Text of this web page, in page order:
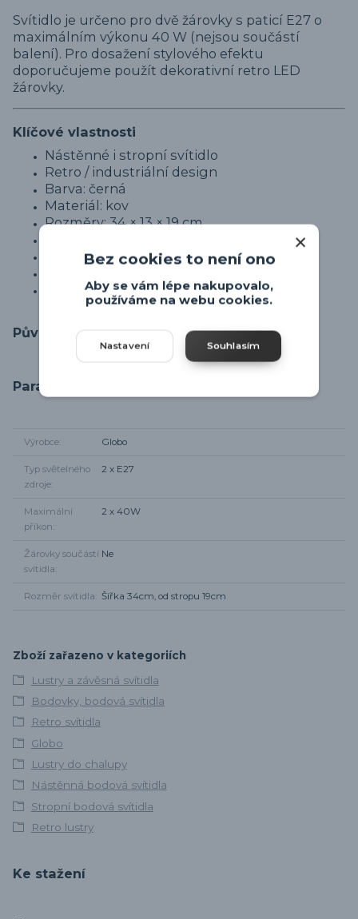
Svítidlo je určeno pro dvě žárovky s paticí E27 o
maximálním výkonu 40 W (nejsou součástí
balení). Pro dosažení stylového efektu
doporučujeme použít dekorativní retro LED
žárovky.
Klíčové vlastnosti
Nástěnné i stropní svítidlo
Retro / industriální design
Barva: černá
Materiál: kov
Rozměry: 34 × 13 × 19 cm
Max. výkon: 2× 40 W
Ideální do chodby, ložnice nebo pracovny
Původ zboží
Parametry
Výrobce Globo
Typ světelného
zdroje
2 x E27
Maximální
příkon
2 x 40W
Žárovky součástí
svítidla
Ne
Rozměr svítidla Šířka 34cm, od stropu 19cm
Zboží zařazeno v kategoriích
Lustry a závěsná svítidla
Bodovky, bodová svítidla
Retro svítidla
Globo
Lustry do chalupy
Nástěnná bodová svítidla
Stropní bodová svítidla
Retro lustry
Ke stažení
Bez cookies to není ono
Aby se vám lépe nakupovalo,
používáme na webu cookies.
Nastavení Souhlasím